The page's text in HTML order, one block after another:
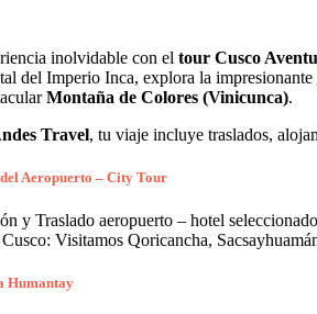
inolvidable con el tour Cusco
del Imperio Inca, explora la impresionante
Montaña de Colores (Vinicunca).
Travel, tu viaje incluye traslados,
Aeropuerto – City Tour
y Traslado aeropuerto – hotel
Visitamos Qoricancha,
Humantay